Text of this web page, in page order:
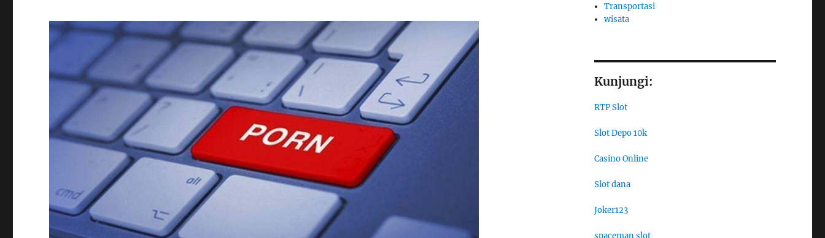
Transportasi
wisata
Kunjungi:
RTP Slot
Slot Depo 10k
Casino Online
Slot dana
Joker123